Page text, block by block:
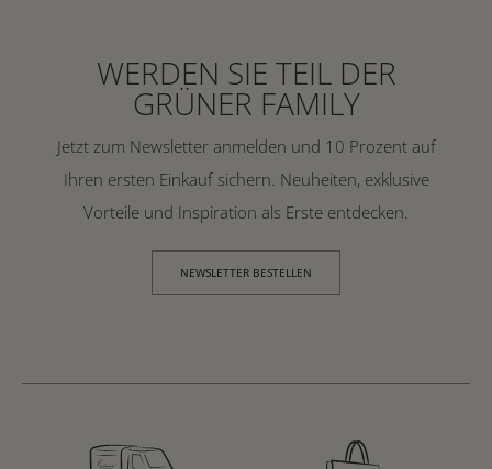
WERDEN SIE TEIL DER
GRÜNER FAMILY
Jetzt zum Newsletter anmelden und 10 Prozent auf
Ihren ersten Einkauf sichern. Neuheiten, exklusive
Vorteile und Inspiration als Erste entdecken.
NEWSLETTER BESTELLEN